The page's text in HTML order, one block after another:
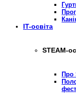
IT-освіта
STEAM-
Про